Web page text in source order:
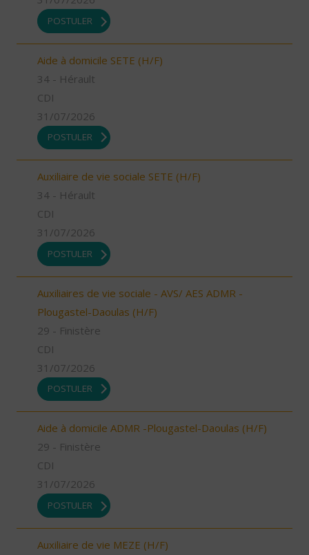
POSTULER
Aide à domicile SETE (H/F)
34 - Hérault
CDI
31/07/2026
POSTULER
Auxiliaire de vie sociale SETE (H/F)
34 - Hérault
CDI
31/07/2026
POSTULER
Auxiliaires de vie sociale - AVS/ AES ADMR -
Plougastel-Daoulas (H/F)
29 - Finistère
CDI
31/07/2026
POSTULER
Aide à domicile ADMR -Plougastel-Daoulas (H/F)
29 - Finistère
CDI
31/07/2026
POSTULER
Auxiliaire de vie MEZE (H/F)